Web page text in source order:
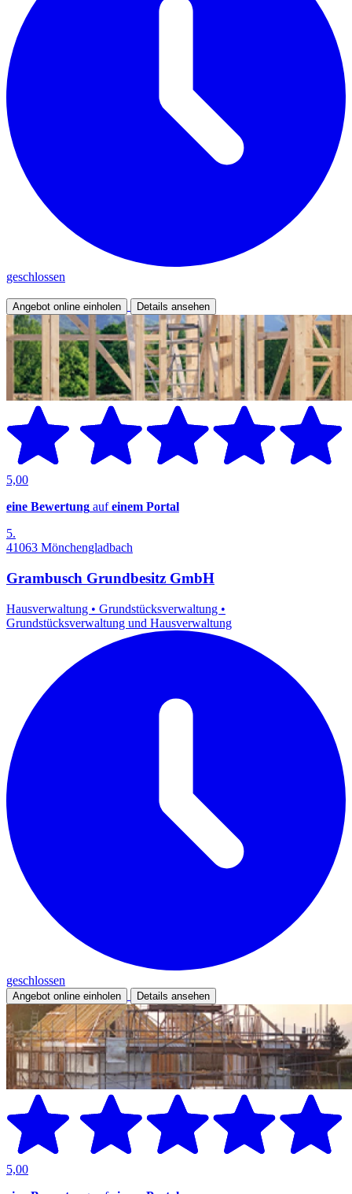
geschlossen
Angebot online einholen Details ansehen
5,00
eine Bewertung aufeinem Portal
5.
41063 Mönchengladbach
Grambusch Grundbesitz GmbH
Hausverwaltung • Grundstücksverwaltung •
Grundstücksverwaltung und Hausverwaltung
geschlossen
Angebot online einholen Details ansehen
5,00